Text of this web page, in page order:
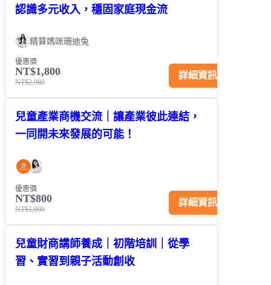
認識多元收入，穩固家庭現金流
精算媽咪珊迪兔
優惠價
NT$1,800
NT$2,980
詳細資訊
兒童產業商機交流｜讓產業彼此連結，
一同開未來發展的可能！
優惠價
NT$800
NT$1,000
詳細資訊
兒童財商講師養成｜初階培訓｜從學
習、實習到親子活動創收